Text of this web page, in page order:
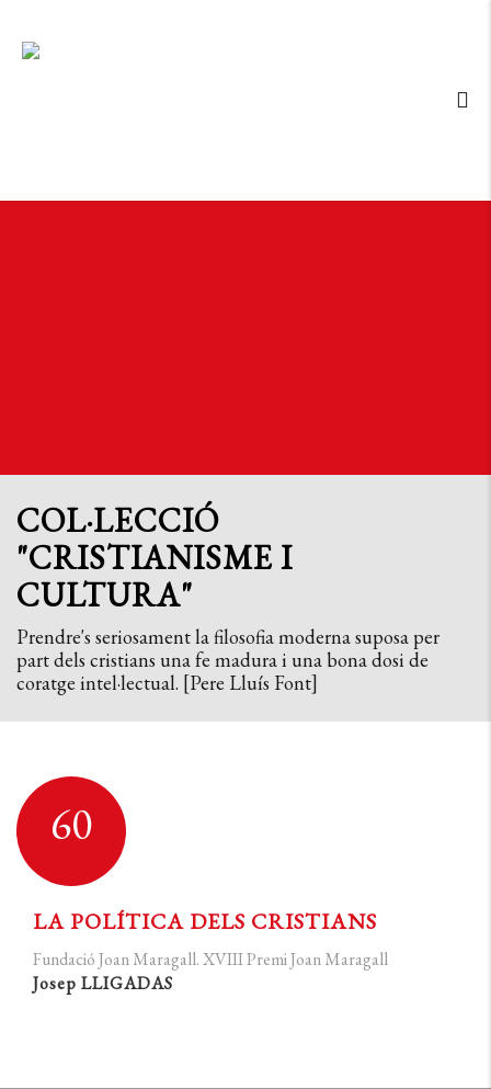
COL·LECCIÓ
"CRISTIANISME I
CULTURA"
Prendre's seriosament la filosofia moderna suposa per
part dels cristians una fe madura i una bona dosi de
coratge intel·lectual. [Pere Lluís Font]
60
LA POLÍTICA DELS CRISTIANS
Fundació Joan Maragall. XVIII Premi Joan Maragall
Josep LLIGADAS